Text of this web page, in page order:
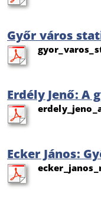
Győr város
Erdély Jenő: A
Ecker János: